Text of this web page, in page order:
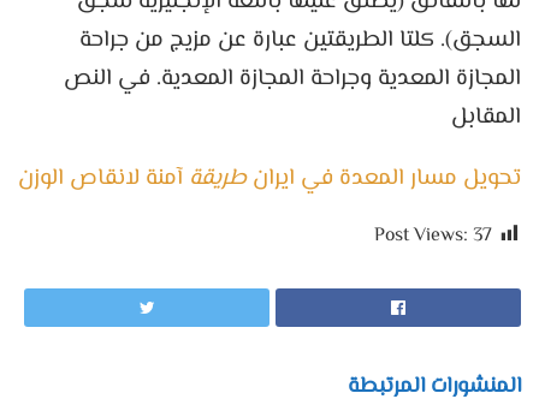
السجق). كلتا الطريقتين عبارة عن مزيج من جراحة
المجازة المعدية وجراحة المجازة المعدية. في النص
المقابل
تحويل مسار المعدة في ايرانطريقة آمنة لانقاص الوزن
Post Views: 37
المنشورات المرتبطة